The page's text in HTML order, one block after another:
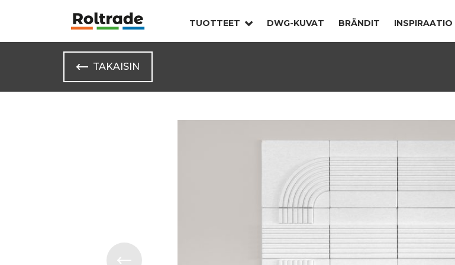
TUOTTEET DWG-KUVAT BRÄNDIT INSPIRAATIO
TAKAISIN